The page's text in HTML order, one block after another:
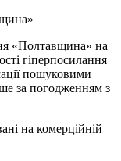
«Полтавщина» на
гіперпосилання
пошуковими
за погодженням з
на комерційній